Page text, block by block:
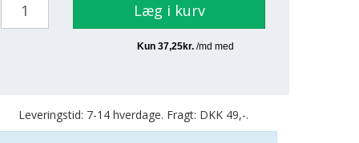
Læg i kurv
Leveringstid: 7-14 hverdage. Fragt: DKK 49,-.